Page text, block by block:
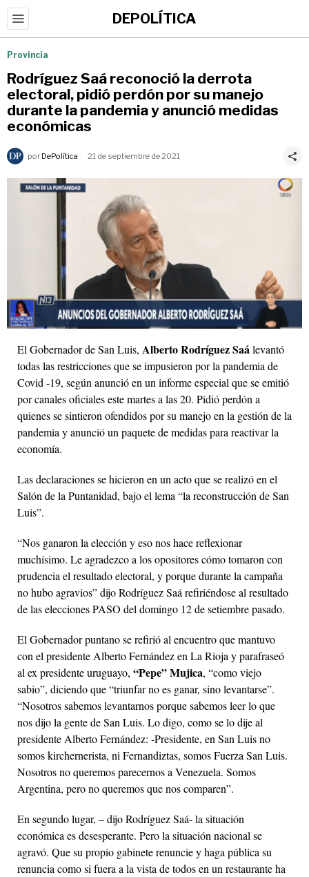
DEPOLÍTICA
Provincia
Rodríguez Saá reconoció la derrota
electoral, pidió perdón por su manejo
durante la pandemia y anunció medidas
económicas
por DePolítica 21 de septiembre de 2021
El Gobernador de San Luis, Alberto Rodríguez Saálevantó
todas las restricciones que se impusieron por la pandemia de
Covid -19, según anunció en un informe especial que se emitió
por canales oficiales este martes a las 20. Pidió perdón a
quienes se sintieron ofendidos por su manejo en la gestión de la
pandemia y anunció un paquete de medidas para reactivar la
economía.
Las declaraciones se hicieron en un acto que se realizó en el
Salón de la Puntanidad, bajo el lema “la reconstrucción de San
Luis”.
“Nos ganaron la elección y eso nos hace reflexionar
muchísimo. Le agradezco a los opositores cómo tomaron con
prudencia el resultado electoral, y porque durante la campaña
no hubo agravios” dijo Rodríguez Saá refiriéndose al resultado
de las elecciones PASO del domingo 12 de setiembre pasado.
El Gobernador puntano se refirió al encuentro que mantuvo
con el presidente Alberto Fernández en La Rioja y parafraseó
al ex presidente uruguayo, “Pepe” Mujica, “como viejo
sabio”, diciendo que “triunfar no es ganar, sino levantarse”.
“Nosotros sabemos levantarnos porque sabemos leer lo que
nos dijo la gente de San Luis. Lo digo, como se lo dije al
presidente Alberto Fernández: -Presidente, en San Luis no
somos kirchernerista, ni Fernandiztas, somos Fuerza San Luis.
Nosotros no queremos parecernos a Venezuela. Somos
Argentina, pero no queremos que nos comparen”.
En segundo lugar, – dijo Rodríguez Saá- la situación
económica es desesperante. Pero la situación nacional se
agravó. Que su propio gabinete renuncie y haga pública su
renuncia como si fuera a la vista de todos en un restaurante ha